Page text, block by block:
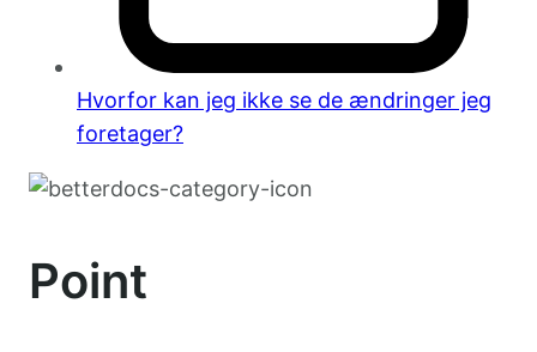
Hvorfor kan jeg ikke se de ændringer jeg
foretager?
Point